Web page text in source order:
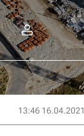
13:46 16.04.2021